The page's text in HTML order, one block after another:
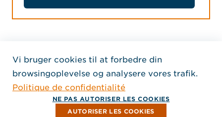
Home Jensen Hughes
SEURAA MEITÄ
, Aukeaa uuteen ikkunaan
, Aukeaa uuteen ikkunaan
, Aukeaa uuteen ikkunaan
Tekijänoikeus © 2026 Jensen Hughes
Kaikki oikeudet pidätetään.
Vi bruger cookies til at forbedre din
browsingoplevelse og analysere vores trafik.
Politique de confidentialité
NE PAS AUTORISER LES COOKIES
AUTORISER LES COOKIES